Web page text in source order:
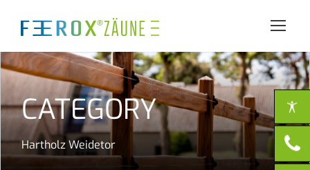
CATEGORY
Hartholz Weidetor